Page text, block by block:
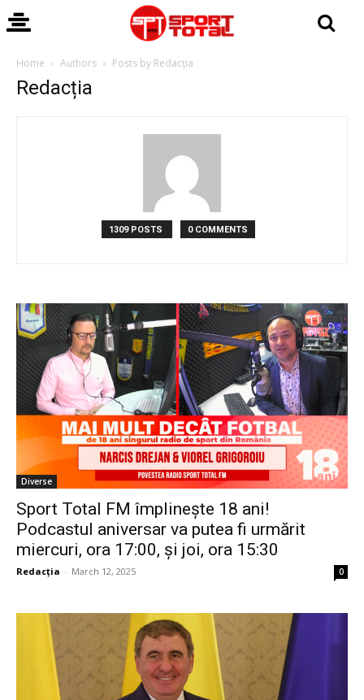
Home Authors Posts by Redacția
Redacția
1309 POSTS 0 COMMENTS
Diverse
Sport Total FM împlinește 18 ani!
Podcastul aniversar va putea fi urmărit
miercuri, ora 17:00, și joi, ora 15:30
Redacția - March 12, 2025 0